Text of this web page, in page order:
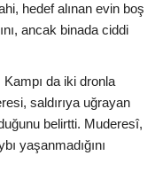
hedef alınan evin boş
ancak binada ciddi
da iki dronla
saldırıya uğrayan
belirtti. Muderesî,
yaşanmadığını